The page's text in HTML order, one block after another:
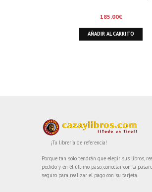
185,00€
AÑADIR AL CARRITO
¡Tu librería de referencia!
Porque tan solo tendrán que elegir sus libros,
pedido y en el último paso, conectar con la
seguro para realizar el pago con su tarjeta.